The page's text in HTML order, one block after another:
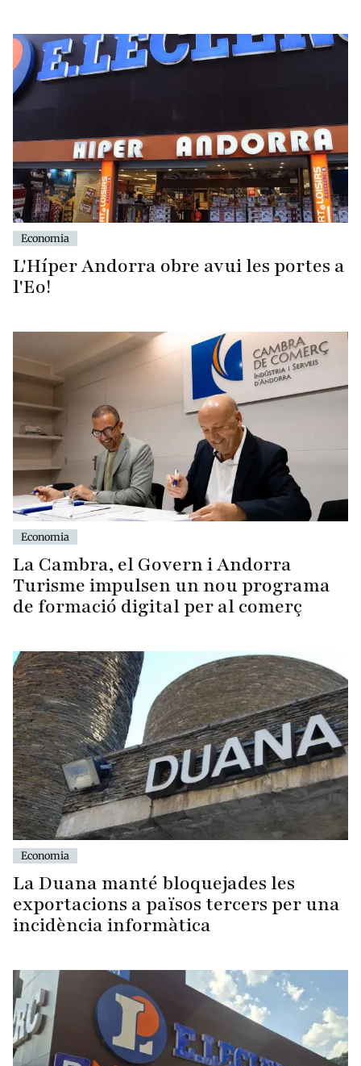
Economia
L'Híper Andorra obre avui les portes a
l'Eo!
Economia
La Cambra, el Govern i Andorra
Turisme impulsen un nou programa
de formació digital per al comerç
Economia
La Duana manté bloquejades les
exportacions a països tercers per una
incidència informàtica